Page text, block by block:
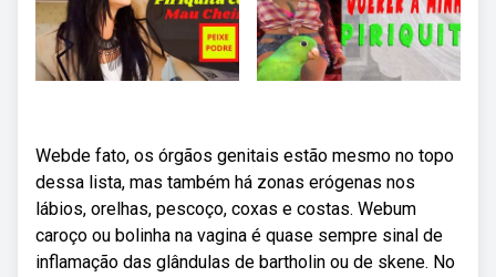
Webde fato, os órgãos genitais estão mesmo no topo
dessa lista, mas também há zonas erógenas nos
lábios, orelhas, pescoço, coxas e costas. Webum
caroço ou bolinha na vagina é quase sempre sinal de
inflamação das glândulas de bartholin ou de skene. No